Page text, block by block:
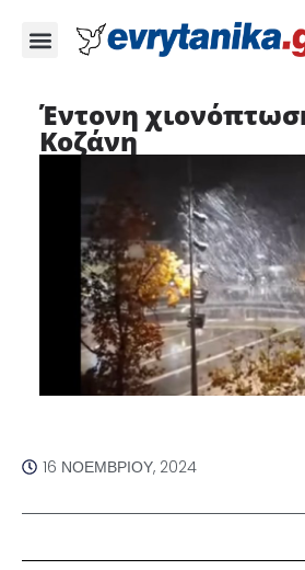
Έντονη
Κοζάνη
16 ΝΟΕΜΒΡΊΟΥ, 2024